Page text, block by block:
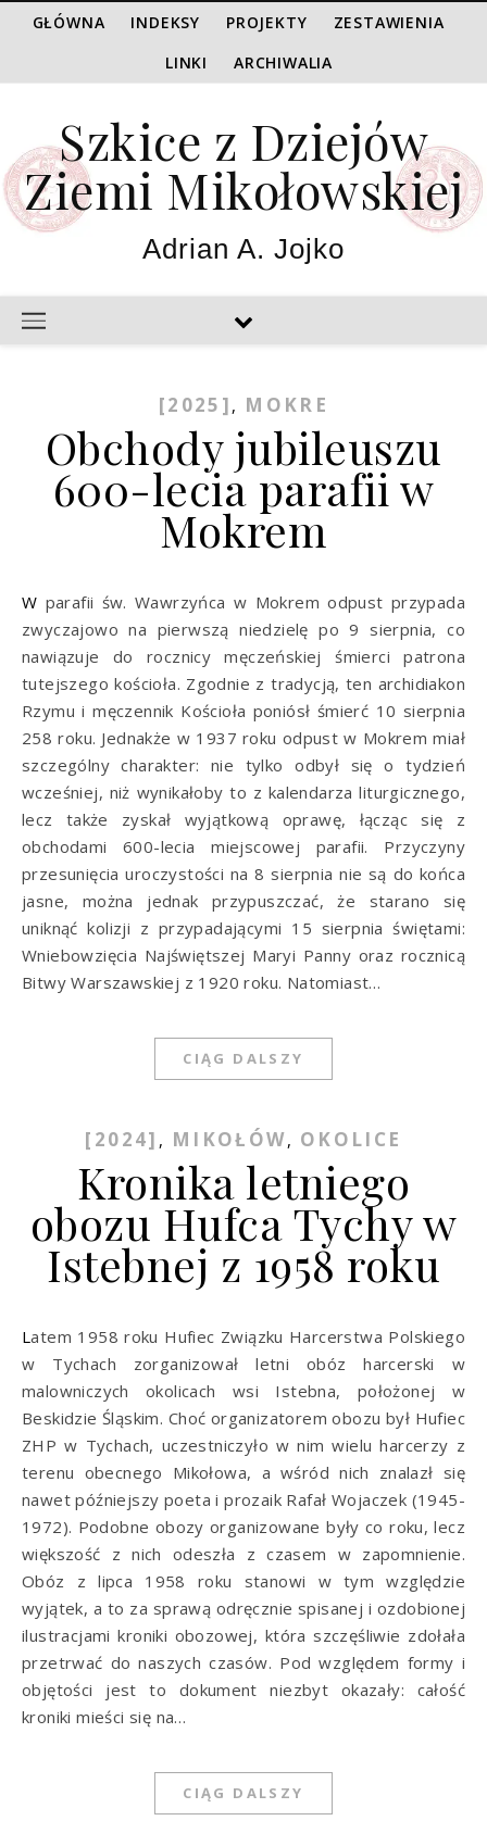
GŁÓWNA INDEKSY PROJEKTY
ZESTAWIENIA
LINKI
ARCHIWALIA
Szkice z Dziejów
Ziemi Mikołowskiej
Adrian A. Jojko
[2025] , MOKRE
Obchody jubileuszu
600-lecia parafii w
Mokrem
W parafii św. Wawrzyńca w Mokrem odpust przypada
zwyczajowo na pierwszą niedzielę po 9 sierpnia, co
nawiązuje do rocznicy męczeńskiej śmierci patrona
tutejszego kościoła. Zgodnie z tradycją, ten archidiakon
Rzymu i męczennik Kościoła poniósł śmierć 10 sierpnia
258 roku. Jednakże w 1937 roku odpust w Mokrem miał
szczególny charakter: nie tylko odbył się o tydzień
wcześniej, niż wynikałoby to z kalendarza liturgicznego,
lecz także zyskał wyjątkową oprawę, łącząc się z
obchodami 600-lecia miejscowej parafii. Przyczyny
przesunięcia uroczystości na 8 sierpnia nie są do końca
jasne, można jednak przypuszczać, że starano się
uniknąć kolizji z przypadającymi 15 sierpnia świętami:
Wniebowzięcia Najświętszej Maryi Panny oraz rocznicą
Bitwy Warszawskiej z 1920 roku. Natomiast…
CIĄG DALSZY
[2024] , MIKOŁÓW, OKOLICE
Kronika letniego
obozu Hufca Tychy w
Istebnej z 1958 roku
Latem 1958 roku Hufiec Związku Harcerstwa Polskiego
w Tychach zorganizował letni obóz harcerski w
malowniczych okolicach wsi Istebna, położonej w
Beskidzie Śląskim. Choć organizatorem obozu był Hufiec
ZHP w Tychach, uczestniczyło w nim wielu harcerzy z
terenu obecnego Mikołowa, a wśród nich znalazł się
nawet późniejszy poeta i prozaik Rafał Wojaczek (1945-
1972). Podobne obozy organizowane były co roku, lecz
większość z nich odeszła z czasem w zapomnienie.
Obóz z lipca 1958 roku stanowi w tym względzie
wyjątek, a to za sprawą odręcznie spisanej i ozdobionej
ilustracjami kroniki obozowej, która szczęśliwie zdołała
przetrwać do naszych czasów. Pod względem formy i
objętości jest to dokument niezbyt okazały: całość
kroniki mieści się na…
CIĄG DALSZY